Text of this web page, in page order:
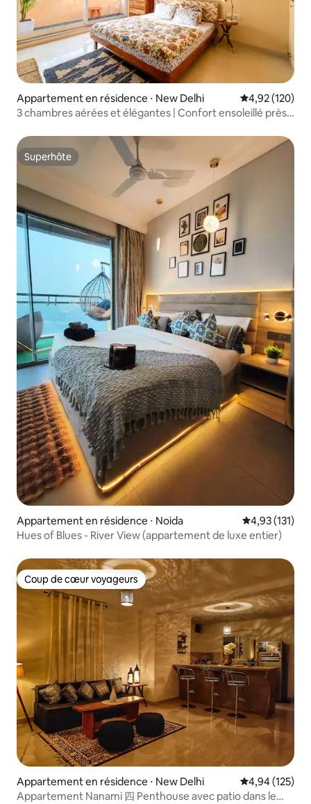
Appartement en résidence ⋅ New Delhi Évaluation
4,92 (120)
3 chambres aérées et élégantes | Confort ensoleillé près
Superhôte
Superhôte
Appartement en résidence ⋅ Noida Évaluation
4,93 (131)
Hues of Blues - River View (appartement de luxe entier)
Coup de cœur voyageurs
Coup de cœur voyageurs
Appartement en résidence ⋅ New Delhi Évaluation
4,94 (125)
Appartement Nanami 四 Penthouse avec patio dans le